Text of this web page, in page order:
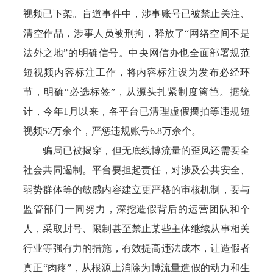
视频已下架。盲道事件中，涉事账号已被禁止关注、
清空作品，涉事人员被刑拘，释放了“网络空间不是
法外之地”的明确信号。中央网信办也全面部署规范
短视频内容标注工作，将内容标注设为发布必经环
节，明确“必选标签”，从源头扎紧制度篱笆。据统
计，今年1月以来，各平台已清理虚假摆拍等违规短
视频52万余个，严惩违规账号6.8万余个。
骗局已被揭穿，但无底线博流量的歪风还需要全
社会共同遏制。平台要担起责任，对涉及公共安全、
弱势群体等的敏感内容建立更严格的审核机制，要与
监管部门一同努力，深挖造假背后的运营团队和个
人，采取封号、限制甚至禁止某些主体继续从事相关
行业等强有力的措施，有效提高违法成本，让造假者
真正“肉疼”，从根源上消除为博流量造假的动力和生